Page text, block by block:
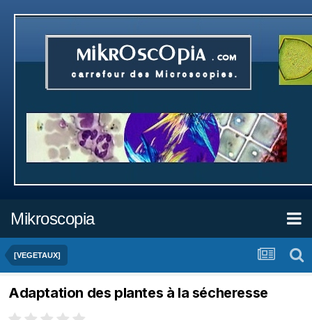
Mikroscopia
[VEGETAUX]
Adaptation des plantes à la sécheresse